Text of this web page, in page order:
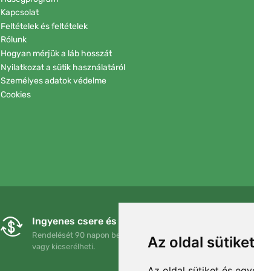
Az oldal
Kapcsolat
Feltételek és feltételek
Rólunk
Hogyan mérjük a láb hosszát
Nyilatkozat a sütik használatáról
Személyes adatok védelme
Cookies
Ingyenes csere és visszaküldés
Rendelését 90 napon belül bármikor visszaküldheti
vagy kicserélheti.